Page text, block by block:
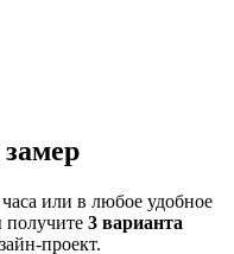
или в любое удобное
получите 3 варианта
проект.